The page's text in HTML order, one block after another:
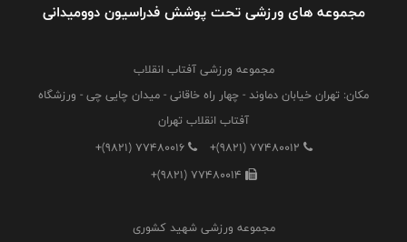
مجموعه های ورزشی تحت پوشش فدراسیون دوومیدانی
مجموعه ورزشی آفتاب انقلاب
مکان: تهران خیابان دماوند - چهار راه خاقانی - میدان چایی چی - ورزشگاه
آفتاب انقلاب تهران
+(9821) 77480012
+(9821) 77480016
+(9821) 77480014
مجموعه ورزشی شهید کشوری